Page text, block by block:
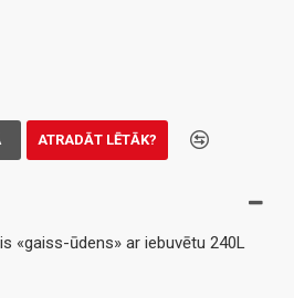
ATRADĀT LĒTĀK?
«gaiss-ūdens» ar iebuvētu 240L